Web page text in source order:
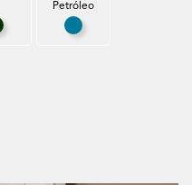
Verde Escuro
Petróleo
Azul Petróleo